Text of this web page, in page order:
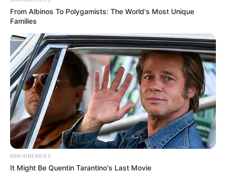
From Albinos To Polygamists: The World's Most Unique
Families
BRAINBERRIES
It Might Be Quentin Tarantino's Last Movie